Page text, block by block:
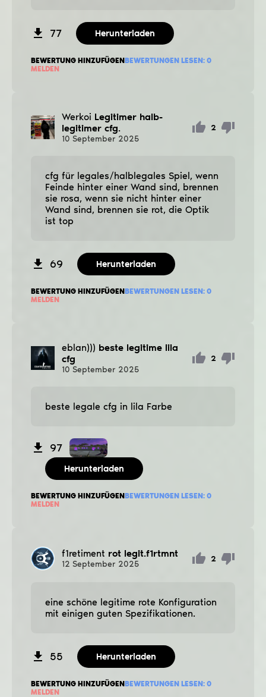
77 Herunterladen
BEWERTUNG HINZUFÜGENBEWERTUNGEN LESEN: 0
MELDEN
Werkoi Legitimer halb-
legitimer cfg.
10 September 2025
2
cfg für legales/halblegales Spiel, wenn
Feinde hinter einer Wand sind, brennen
sie rosa, wenn sie nicht hinter einer
Wand sind, brennen sie rot, die Optik
ist top
69 Herunterladen
BEWERTUNG HINZUFÜGENBEWERTUNGEN LESEN: 0
MELDEN
eblan))) beste legitime lila
cfg
10 September 2025
2
beste legale cfg in lila Farbe
97
Herunterladen
BEWERTUNG HINZUFÜGENBEWERTUNGEN LESEN: 0
MELDEN
f1retiment rot legit.f1rtmnt
12 September 2025
2
eine schöne legitime rote Konfiguration
mit einigen guten Spezifikationen.
55 Herunterladen
BEWERTUNG HINZUFÜGENBEWERTUNGEN LESEN: 0
MELDEN